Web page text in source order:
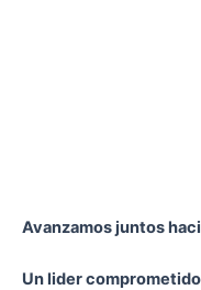
Avanzamos juntos
Un lider